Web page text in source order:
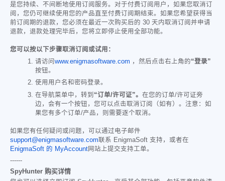
是您持续、不间断地使用订阅服务。对于付费订阅用户，如果您取消订
阅，您仍可继续使用您的产品直至付费订阅期结束。如果您希望获得当
前订阅期的退款，您必须在最近一次购买后的 30 天内取消订阅并申请
退款，退款处理完毕后，您将立即停止使用全部功能。
您可以按以下步骤取消订阅或试用：
请访问 www.enigmasoftware.com ，然后点击右上角的“登录”
按钮。
使用用户名和密码登录。
在导航菜单中，转到 “订单/许可证”。 在您的订单/许可证旁
边，会有一个按钮，您可以点击取消订阅（如有）。注意：如
果您有多个订单/产品，则需要逐个取消。
如果您有任何疑问或问题，可以通过电子邮件
support@enigmasoftware.com联系 EnigmaSoft 支持，或者在
EnigmaSoft 的 MyAccount网站上提交支持工单。
------
SpyHunter 购买详情